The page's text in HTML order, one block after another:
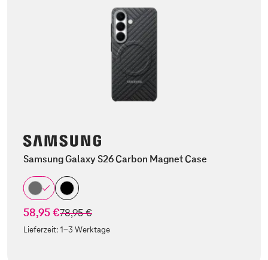
Samsung Galaxy S26 Carbon Magnet Case
58,95 €statt
78,95 €
Lieferzeit:1-3 Werktage